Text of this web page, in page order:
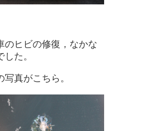
のヒビの修復，なかな
た。
写真がこちら。